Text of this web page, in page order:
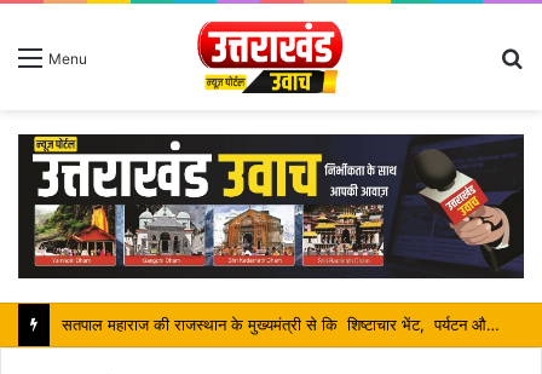
Menu
सतपाल महाराज की राजस्थान के मुख्यमंत्री से कि शिष्टाचार भेंट, पर्यटन और सांस्कृतिक गतिविधियों के विषय में विस्तार पर हुई चर्चा